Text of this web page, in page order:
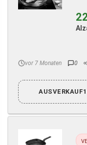
vor 7 Monaten 0